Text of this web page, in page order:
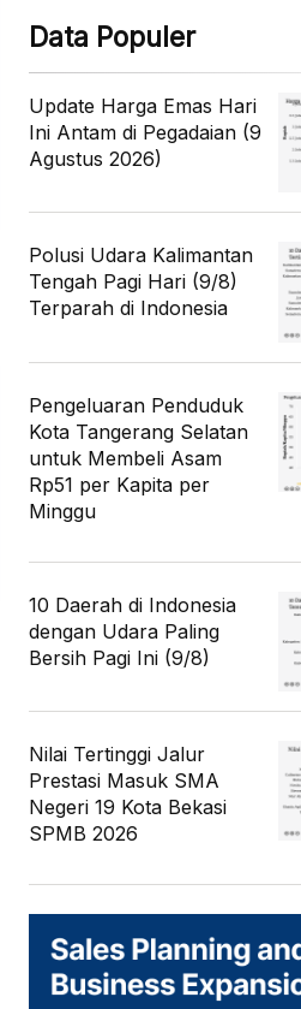
Data Populer
Update Harga Emas Hari
Ini Antam di Pegadaian (9
Agustus 2026)
Polusi Udara Kalimantan
Tengah Pagi Hari (9/8)
Terparah di Indonesia
Pengeluaran Penduduk
Kota Tangerang Selatan
untuk Membeli Asam
Rp51 per Kapita per
Minggu
10 Daerah di Indonesia
dengan Udara Paling
Bersih Pagi Ini (9/8)
Nilai Tertinggi Jalur
Prestasi Masuk SMA
Negeri 19 Kota Bekasi
SPMB 2026